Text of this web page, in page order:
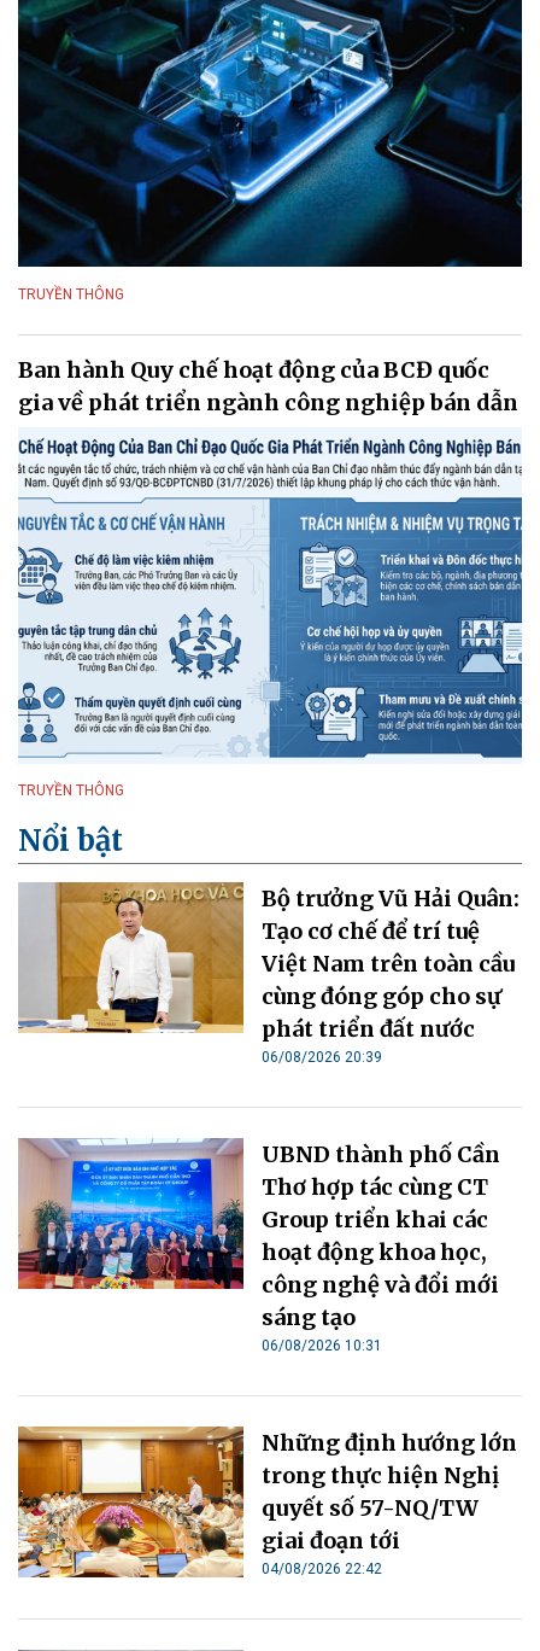
TRUYỀN THÔNG
Ban hành Quy chế hoạt động của BCĐ quốc
gia về phát triển ngành công nghiệp bán dẫn
TRUYỀN THÔNG
Nổi bật
Bộ trưởng Vũ Hải Quân:
Tạo cơ chế để trí tuệ
Việt Nam trên toàn cầu
cùng đóng góp cho sự
phát triển đất nước
06/08/2026 20:39
UBND thành phố Cần
Thơ hợp tác cùng CT
Group triển khai các
hoạt động khoa học,
công nghệ và đổi mới
sáng tạo
06/08/2026 10:31
Những định hướng lớn
trong thực hiện Nghị
quyết số 57-NQ/TW
giai đoạn tới
04/08/2026 22:42